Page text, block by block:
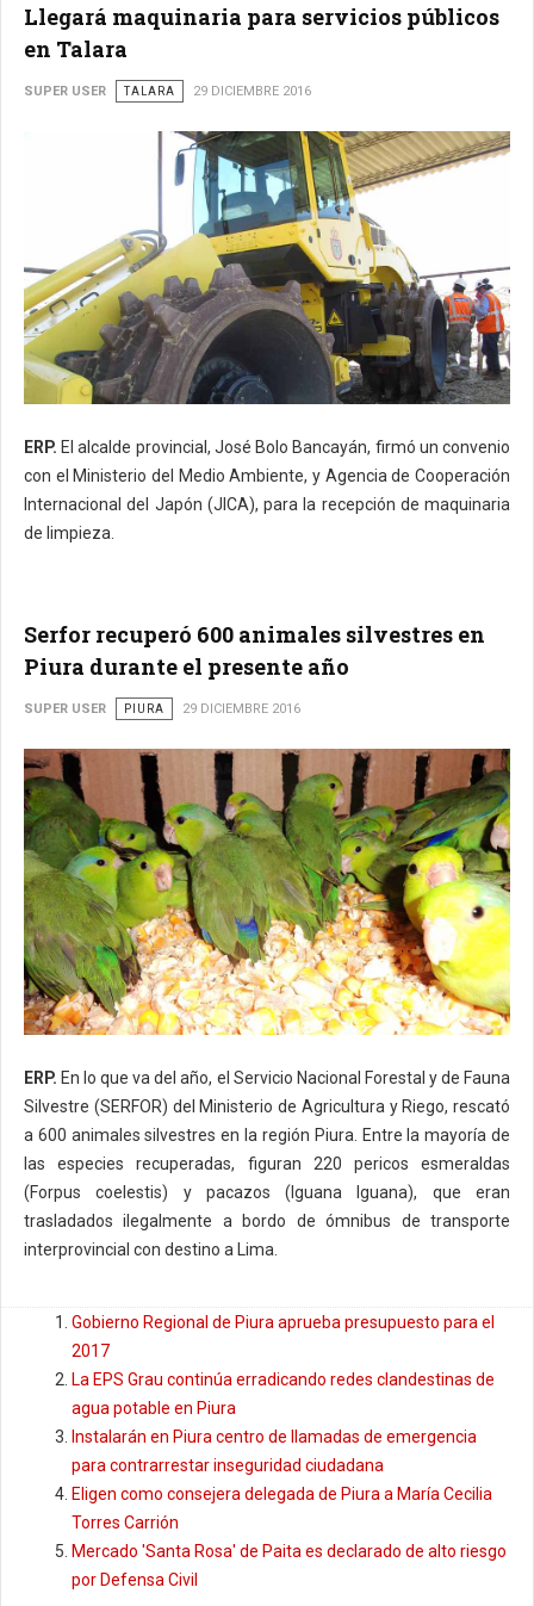
Llegará maquinaria para servicios públicos
en Talara
SUPER USER TALARA 29 DICIEMBRE 2016
ERP. El alcalde provincial, José Bolo Bancayán, firmó un convenio
con el Ministerio del Medio Ambiente, y Agencia de Cooperación
Internacional del Japón (JICA), para la recepción de maquinaria
de limpieza.
Serfor recuperó 600 animales silvestres en
Piura durante el presente año
SUPER USER PIURA 29 DICIEMBRE 2016
ERP. En lo que va del año, el Servicio Nacional Forestal y de Fauna
Silvestre (SERFOR) del Ministerio de Agricultura y Riego, rescató
a 600 animales silvestres en la región Piura. Entre la mayoría de
las especies recuperadas, figuran 220 pericos esmeraldas
(Forpus coelestis) y pacazos (Iguana Iguana), que eran
trasladados ilegalmente a bordo de ómnibus de transporte
interprovincial con destino a Lima.
Gobierno Regional de Piura aprueba presupuesto para el
2017
La EPS Grau continúa erradicando redes clandestinas de
agua potable en Piura
Instalarán en Piura centro de llamadas de emergencia
para contrarrestar inseguridad ciudadana
Eligen como consejera delegada de Piura a María Cecilia
Torres Carrión
Mercado 'Santa Rosa' de Paita es declarado de alto riesgo
por Defensa Civil